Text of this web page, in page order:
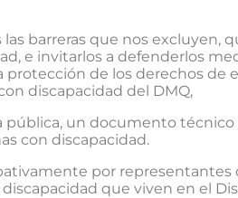
barreras que nos excluyen,
e invitarlos a defenderlos
de los derechos de
discapacidad del DMQ,
pública, un documento
con discapacidad.
por
que viven en el